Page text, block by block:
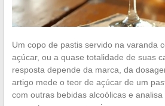
Um copo de pastis servido na varanda
açúcar, ou a quase totalidade de suas
resposta depende da marca, da
artigo mede o teor de açúcar de um
com outras bebidas alcoólicas e